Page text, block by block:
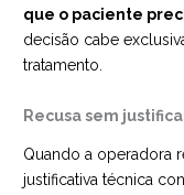
que o paciente
decisão cabe
tratamento.
Recusa sem
Quando a operadora
justificativa técnica